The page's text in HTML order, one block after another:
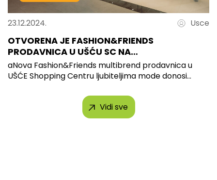
23.12.2024. Usce
OTVORENA JE FASHION&FRIENDS
PRODAVNICA U UŠĆU SC NA…
aNova Fashion&Friends multibrend prodavnica u
UŠĆE Shopping Centru ljubiteljima mode donosi...
Vidi sve